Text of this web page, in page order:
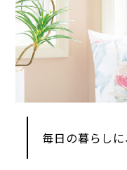
毎日の暮らしに